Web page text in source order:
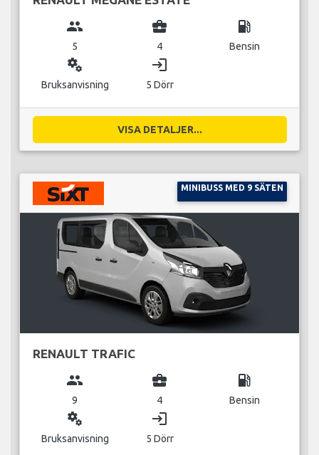
group
5
business_center
4
local_gas_station
Bensin
miscellaneous_services
Bruksanvisning
login
5 Dörr
VISA DETALJER...
MINIBUSS MED 9 SÄTEN
RENAULT TRAFIC
group
9
business_center
4
local_gas_station
Bensin
miscellaneous_services
Bruksanvisning
login
5 Dörr